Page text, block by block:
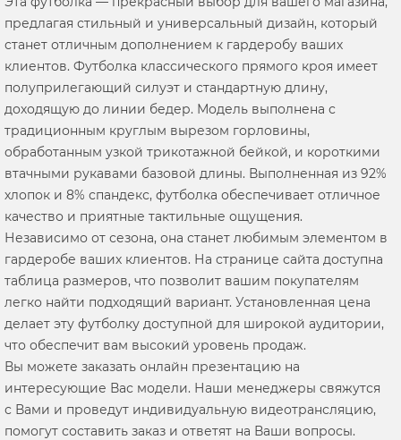
предлагая стильный и универсальный дизайн, который
станет отличным дополнением к гардеробу ваших
клиентов. Футболка классического прямого кроя имеет
полуприлегающий силуэт и стандартную длину,
доходящую до линии бедер. Модель выполнена с
традиционным круглым вырезом горловины,
обработанным узкой трикотажной бейкой, и короткими
втачными рукавами базовой длины. Выполненная из 92%
хлопок и 8% спандекс, футболка обеспечивает отличное
качество и приятные тактильные ощущения.
Независимо от сезона, она станет любимым элементом в
гардеробе ваших клиентов. На странице сайта доступна
таблица размеров, что позволит вашим покупателям
легко найти подходящий вариант. Установленная цена
делает эту футболку доступной для широкой аудитории,
что обеспечит вам высокий уровень продаж.
Вы можете заказать онлайн презентацию на
интересующие Вас модели. Наши менеджеры свяжутся
с Вами и проведут индивидуальную видеотрансляцию,
помогут составить заказ и ответят на Ваши вопросы.